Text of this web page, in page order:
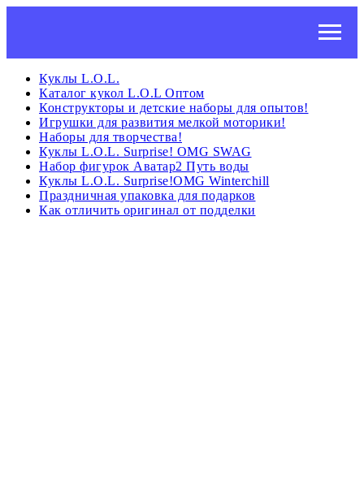
Куклы L.O.L.
Каталог кукол L.O.L Оптом
Конструкторы и детские наборы для опытов!
Игрушки для развития мелкой моторики!
Наборы для творчества!
Куклы L.O.L. Surprise! OMG SWAG
Набор фигурок Аватар2 Путь воды
Куклы L.O.L. Surprise!OMG Winterchill
Праздничная упаковка для подарков
Как отличить оригинал от подделки